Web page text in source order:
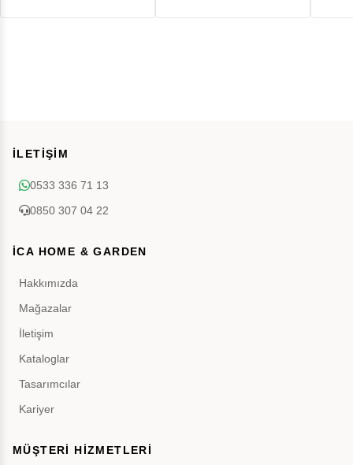
İLETİŞİM
0533 336 71 13
0850 307 04 22
İCA HOME & GARDEN
Hakkımızda
Mağazalar
İletişim
Kataloglar
Tasarımcılar
Kariyer
MÜŞTERİ HİZMETLERİ